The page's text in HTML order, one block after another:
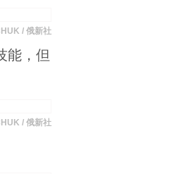
/ 俄新社
能，但
/ 俄新社